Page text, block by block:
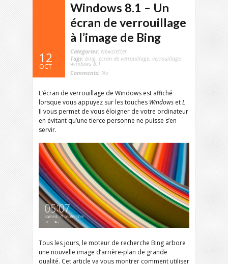
12
OCT
Windows 8.1 – Un
écran de verrouillage
à l’image de Bing
Categories: Newsletter
Tags: bing, écran de verrouillage, verrouillage,
windows 8.1
Comments: No
L’écran de verrouillage de Windows est affiché
lorsque vous appuyez sur les touches Windows etL.
Il vous permet de vous éloigner de votre ordinateur
en évitant qu’une tierce personne ne puisse s’en
servir.
Tous les jours, le moteur de recherche Bing arbore
une nouvelle image d’arrière-plan de grande
qualité. Cet article va vous montrer comment utiliser